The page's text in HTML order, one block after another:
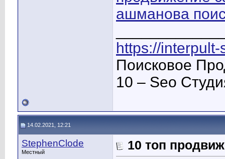
ашманова
https://
Поисковое
10 – Seo
14.02.2021, 12:21
StephenClode
Местный
10 топ